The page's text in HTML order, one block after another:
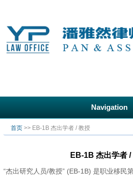
Navigation
你在这里
首页 >> EB-1B 杰出学者 / 教授
EB-1B 杰出学者 /
“杰出研究人员/教授” (EB-1B) 是职业移民